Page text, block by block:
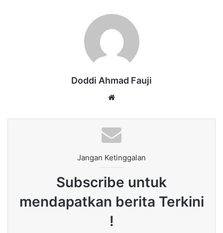
Doddi Ahmad Fauji
Jangan Ketinggalan
Subscribe untuk
mendapatkan berita Terkini
!